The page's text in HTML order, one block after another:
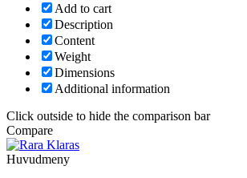
Add to cart
Description
Content
Weight
Dimensions
Additional information
Click outside to hide the comparison bar
Compare
Huvudmeny